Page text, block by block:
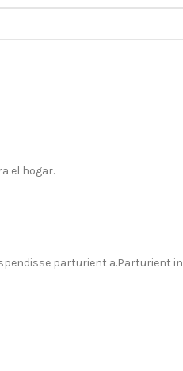
el hogar.
parturient a.Parturient